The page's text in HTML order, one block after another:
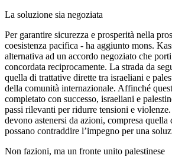
La soluzione sia negoziata
Per garantire sicurezza e prosperità nella
coesistenza pacifica - ha aggiunto mons.
alternativa ad un accordo negoziato che
concordata reciprocamente. La strada da
quella di trattative dirette tra israeliani e
della comunità internazionale. Affinché
completato con successo, israeliani e
passi rilevanti per ridurre tensioni e
devono astenersi da azioni, compresa
possano contraddire l’impegno per una
Non fazioni, ma un fronte unito palestinese